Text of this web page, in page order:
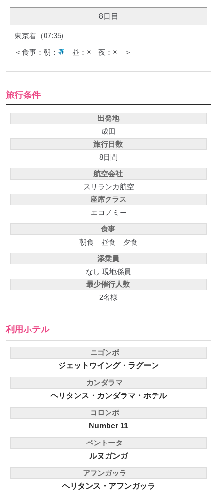
8日目
東京着（07:35)
＜食事：朝：
昼：× 夜：× ＞
旅行条件
出発地
成田
旅行日数
8日間
航空会社
スリランカ航空
座席クラス
エコノミー
食事
朝食 昼食 夕食
添乗員
なし 現地係員
最少催行人数
2名様
利用ホテル
ニゴンボ
ジェットウイング・ラグーン
カンダラマ
ヘリタンス・カンダラマ・ホテル
コロンボ
Number 11
ベントータ
ルヌガンガ
アフンガッラ
ヘリタンス・アフンガッラ